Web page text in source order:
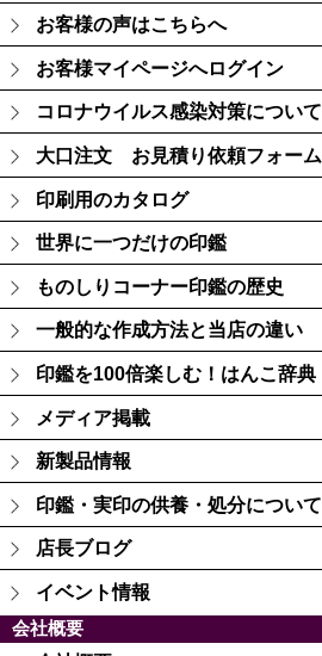
お客様の声はこちらへ
お客様マイページへログイン
コロナウイルス感染対策について
大口注文 お見積り依頼フォーム
印刷用のカタログ
世界に一つだけの印鑑
ものしりコーナー印鑑の歴史
一般的な作成方法と当店の違い
印鑑を100倍楽しむ！はんこ辞典
メディア掲載
新製品情報
印鑑・実印の供養・処分について
店長ブログ
イベント情報
会社概要